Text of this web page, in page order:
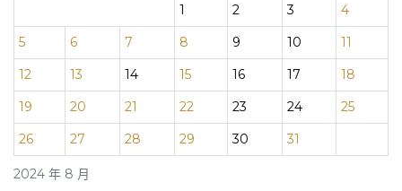
2024 年 8 月
1
2 3
4
5
6 7 8 9 10
11
12
13 14 15 16 17
18
19
20 21 22 23 24
25
26
27 28 29 30 31